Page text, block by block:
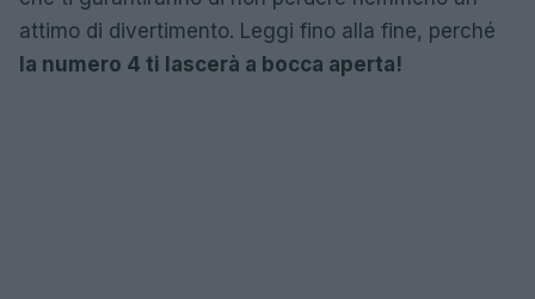
attimo di divertimento. Leggi fino alla fine, perché
la numero 4 ti lascerà a bocca aperta!